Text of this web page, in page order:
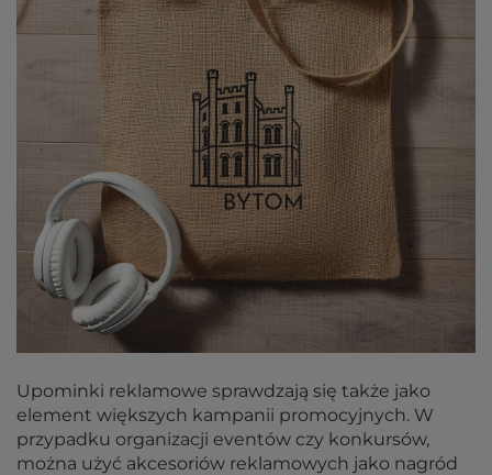
Upominki reklamowe sprawdzają się także jako
element większych kampanii promocyjnych. W
przypadku organizacji eventów czy konkursów,
można użyć akcesoriów reklamowych jako nagród